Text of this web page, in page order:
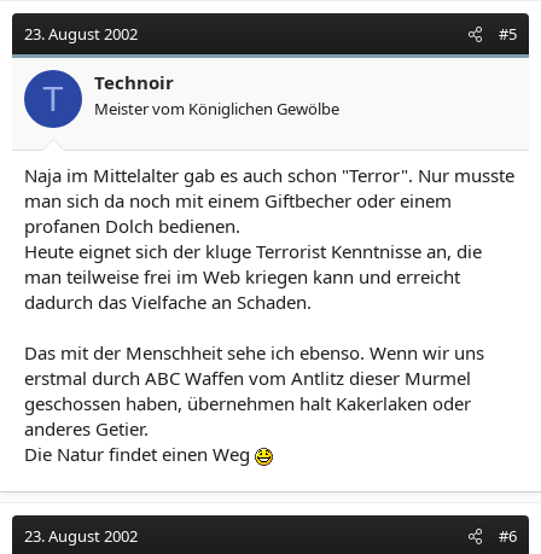
23. August 2002 #5
T Technoir
Meister vom Königlichen Gewölbe
Naja im Mittelalter gab es auch schon "Terror". Nur musste
man sich da noch mit einem Giftbecher oder einem
profanen Dolch bedienen.
Heute eignet sich der kluge Terrorist Kenntnisse an, die
man teilweise frei im Web kriegen kann und erreicht
dadurch das Vielfache an Schaden.
Das mit der Menschheit sehe ich ebenso. Wenn wir uns
erstmal durch ABC Waffen vom Antlitz dieser Murmel
geschossen haben, übernehmen halt Kakerlaken oder
anderes Getier.
Die Natur findet einen Weg
23. August 2002 #6